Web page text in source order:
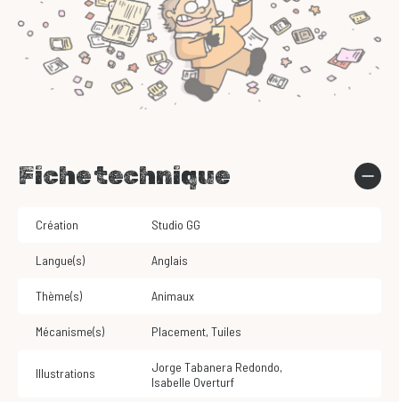
Fiche technique
Création Studio GG
Langue(s) Anglais
Thème(s) Animaux
Mécanisme(s) Placement, Tuiles
Illustrations Jorge Tabanera Redondo,
Isabelle Overturf